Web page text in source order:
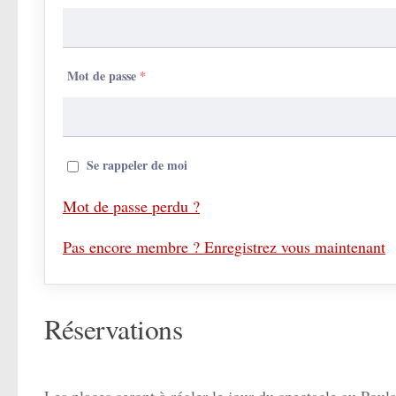
Mot de passe *
Se rappeler de moi
Mot de passe perdu ?
Pas encore membre ? Enregistrez vous maintenant
Réservations